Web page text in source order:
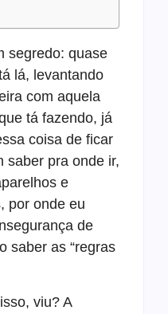
segredo: quase
lá, levantando
com aquela
tá fazendo, já
coisa de ficar
saber pra onde ir,
e
por onde eu
de
saber as “regras
viu? A